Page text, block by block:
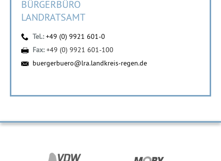
BÜRGERBÜRO
LANDRATSAMT
Tel.:+49 (0) 9921 601-0
Fax:+49 (0) 9921 601-100
buergerbuero@lra.landkreis-regen.de